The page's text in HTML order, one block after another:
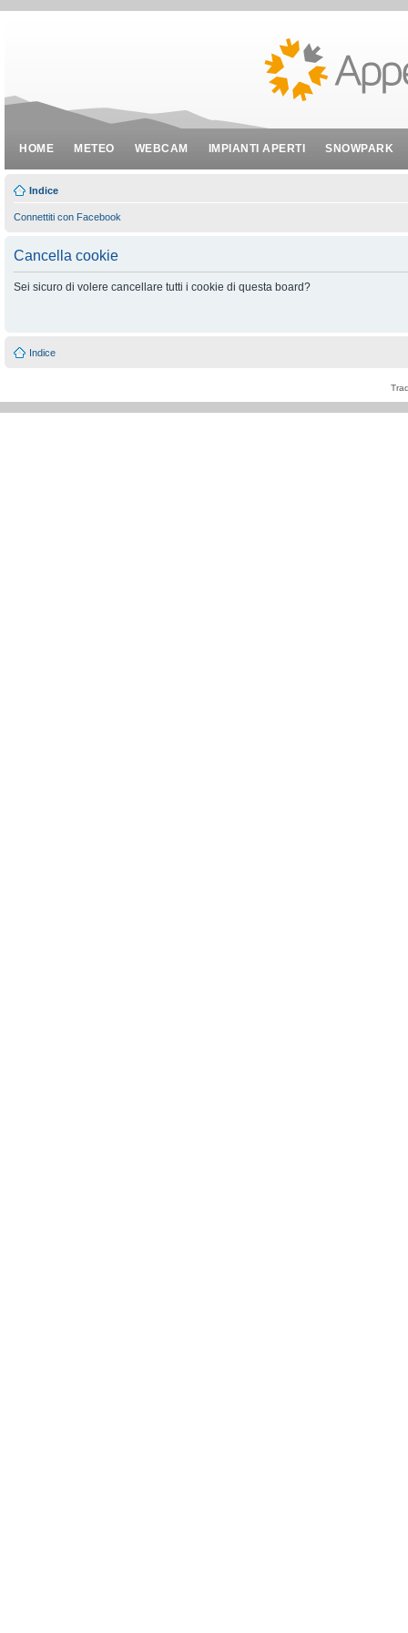
HOME METEO WEBCAM IMPIANTI APERTI SNOWPARK
Indice
Connettiti con Facebook
Cancella cookie
Sei sicuro di volere cancellare tutti i cookie di questa board?
Indice